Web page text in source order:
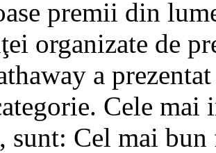
premii din
organizate de
a
Cele
sunt: Cel mai